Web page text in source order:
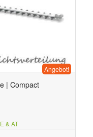
| Compact
Angebot!
& AT